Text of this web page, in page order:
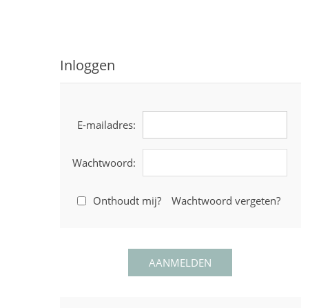
Inloggen
E-mailadres:
Wachtwoord:
Onthoudt mij? Wachtwoord vergeten?